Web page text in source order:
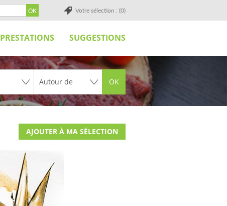
Votre sélection : (0)
PRESTATIONS SUGGESTIONS
OK
AJOUTER À MA SÉLECTION